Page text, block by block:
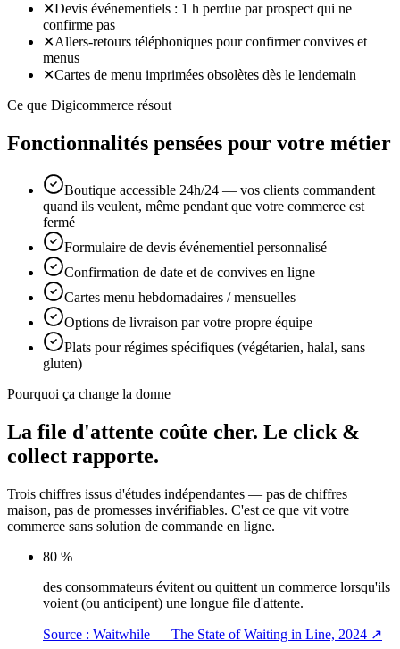
✕Devis événementiels : 1 h perdue par prospect qui ne
confirme pas
✕Allers-retours téléphoniques pour confirmer convives et
menus
✕Cartes de menu imprimées obsolètes dès le lendemain
Ce que Digicommerce résout
Fonctionnalités pensées pour votre métier
Boutique accessible 24h/24 — vos clients commandent
quand ils veulent, même pendant que votre commerce est
fermé
Formulaire de devis événementiel personnalisé
Confirmation de date et de convives en ligne
Cartes menu hebdomadaires / mensuelles
Options de livraison par votre propre équipe
Plats pour régimes spécifiques (végétarien, halal, sans
gluten)
Pourquoi ça change la donne
La file d'attente coûte cher. Le click &
collect rapporte.
Trois chiffres issus d'études indépendantes — pas de chiffres
maison, pas de promesses invérifiables. C'est ce que vit votre
commerce sans solution de commande en ligne.
80 %
des consommateurs évitent ou quittent un commerce lorsqu'ils
voient (ou anticipent) une longue file d'attente.
Source : Waitwhile — The State of Waiting in Line, 2024 ↗